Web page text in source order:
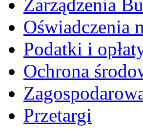
Zarządzenia
Oświadczenia
Podatki i
Ochrona
Przetargi